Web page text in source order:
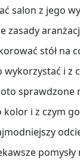
salon z jego
zasady
stół na
i z
i z czym